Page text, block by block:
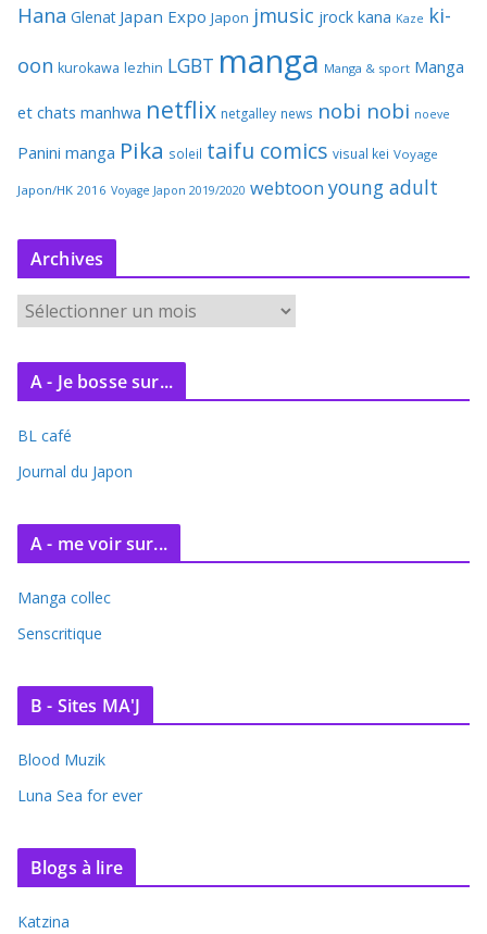
Hana Glenat Japan Expo Japon jmusic jrock kana Kaze ki-
oon kurokawa lezhin LGBT manga Manga & sport Manga
et chats manhwa netflix netgalley news nobi nobi noeve
Panini manga Pika soleil taifu comics visual kei Voyage
Japon/HK 2016 Voyage Japon 2019/2020 webtoon young adult
Archives
r
c
v
e
A - Je bosse sur...
BL café
Journal du Japon
A - me voir sur...
Manga collec
Senscritique
B - Sites MA'J
Blood Muzik
Luna Sea for ever
Blogs à lire
Katzina